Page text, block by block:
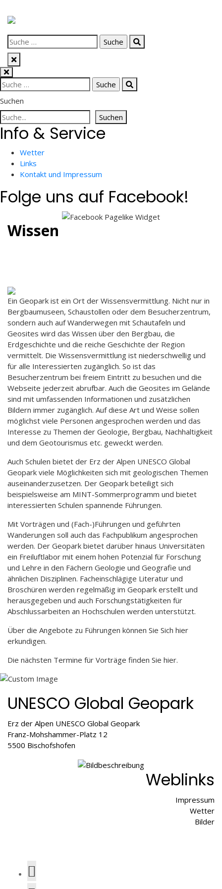
Skip
content
Suche
nach:
Suche
nach:
Suchen
Suchen
Info & Service
Wetter
Links
Kontakt und Impressum
Folge uns auf Facebook!
Wissen
Ein Geopark ist ein Ort der Wissensvermittlung. Nicht nur in
Bergbaumuseen, Schaustollen oder dem Besucherzentrum,
sondern auch auf Wanderwegen mit Schautafeln und
Geosites wird das Wissen über den Bergbau, die
Erdgeschichte und die reiche Geschichte der Region
vermittelt. Die Wissensvermittlung ist niederschwellig und
für alle Interessierten zugänglich. So ist das
Besucherzentrum bei freiem Eintritt zu besuchen und die
Webseite jederzeit abrufbar. Auch die Geosites im Gelände
sind mit umfassenden Informationen und zusätzlichen
Bildern immer zugänglich. Auf diese Art und Weise sollen
möglichst viele Personen angesprochen werden und das
Interesse zu Themen der Geologie, Bergbau, Nachhaltigkeit
und dem Geotourismus etc. geweckt werden.
Auch Schulen bietet der Erz der Alpen UNESCO Global
Geopark viele Möglichkeiten sich mit geologischen Themen
auseinanderzusetzen. Der Geopark beteiligt sich
beispielsweise am MINT-Sommerprogramm und bietet
interessierten Schulen spannende Führungen.
Mit Vorträgen und (Fach-)Führungen und geführten
Wanderungen soll auch das Fachpublikum angesprochen
werden. Der Geopark bietet darüber hinaus Universitäten
ein Freiluftlabor mit einem hohen Potenzial für Forschung
und Lehre in den Fächern Geologie und Geografie und
ähnlichen Disziplinen. Facheinschlägige Literatur und
Broschüren werden regelmäßig im Geopark erstellt und
herausgegeben und auch Forschungstätigkeiten für
Abschlussarbeiten an Hochschulen werden unterstützt.
Über die Angebote zu Führungen können Sie Sich hier
erkundigen.
Die nächsten Termine für Vorträge finden Sie hier.
UNESCO Global Geopark
Erz der Alpen UNESCO Global Geopark
Franz-Mohshammer-Platz 12
5500 Bischofshofen
Weblinks
Impressum
Wetter
Bilder